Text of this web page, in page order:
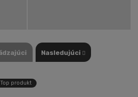
Nasledujúci
Top produkt